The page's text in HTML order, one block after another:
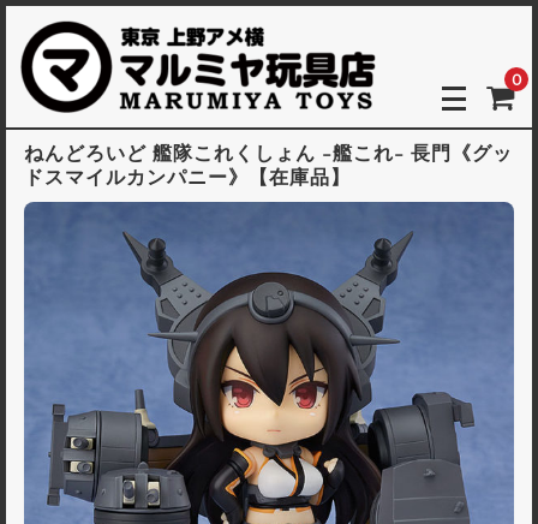
0
ねんどろいど 艦隊これくしょん -艦これ- 長門《グッ
ドスマイルカンパニー》【在庫品】